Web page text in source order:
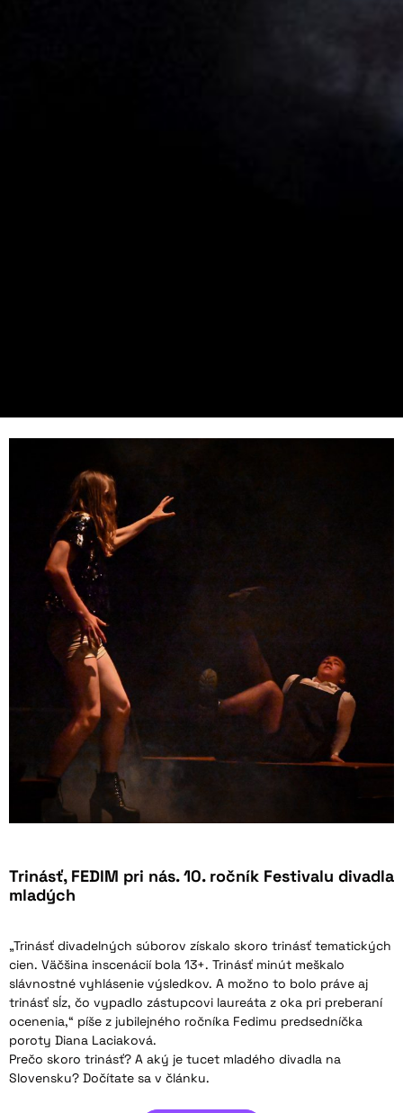
Trinásť, FEDIM pri nás. 10. ročník Festivalu divadla
mladých
„Trinásť divadelných súborov získalo skoro trinásť tematických
cien. Väčšina inscenácií bola 13+. Trinásť minút meškalo
slávnostné vyhlásenie výsledkov. A možno to bolo práve aj
trinásť sĺz, čo vypadlo zástupcovi laureáta z oka pri preberaní
ocenenia,“ píše z jubilejného ročníka Fedimu predsedníčka
poroty Diana Laciaková.
Prečo skoro trinásť? A aký je tucet mladého divadla na
Slovensku? Dočítate sa v článku.